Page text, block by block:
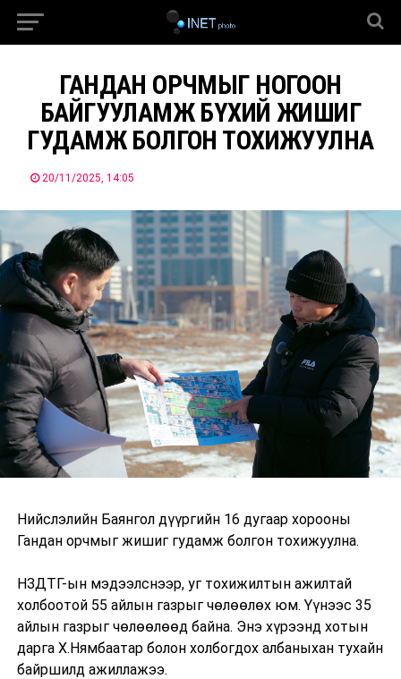
ГАНДАН ОРЧМЫГ НОГООН
БАЙГУУЛАМЖ БҮХИЙ ЖИШИГ
ГУДАМЖ БОЛГОН ТОХИЖУУЛНА
20/11/2025, 14:05
Нийслэлийн Баянгол дүүргийн 16 дугаар хорооны
Гандан орчмыг жишиг гудамж болгон тохижуулна.
НЗДТГ-ын мэдээлснээр, уг тохижилтын ажилтай
холбоотой 55 айлын газрыг чөлөөлөх юм. Үүнээс 35
айлын газрыг чөлөөлөөд байна. Энэ хүрээнд хотын
дарга Х.Нямбаатар болон холбогдох албаныхан тухайн
байршилд ажиллажээ.